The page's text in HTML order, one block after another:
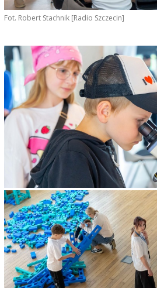
Fot. Robert Stachnik [Radio Szczecin]